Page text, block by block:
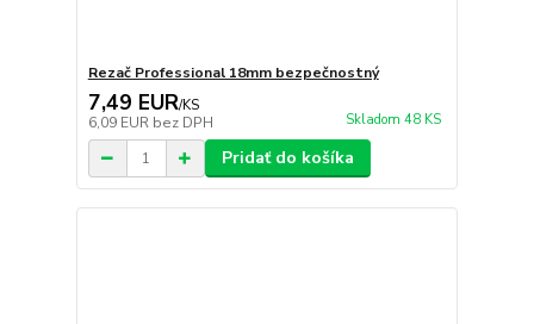
Rezač Professional 18mm bezpečnostný
7,49 EUR/KS
6,09 EUR bez DPH Skladom 48 KS
Pridať do košíka